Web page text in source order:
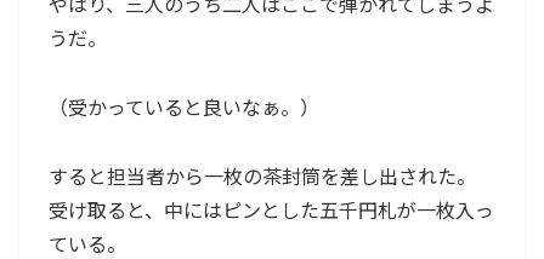
うだ。
（受かっていると良いなぁ。）
すると担当者から一枚の茶封筒を差し出された。
受け取ると、中にはピンとした五千円札が一枚入っ
ている。